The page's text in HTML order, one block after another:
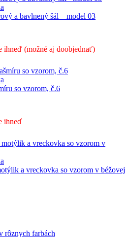
a bavlnený šál – model 03
ihneď (možné aj doobjednať)
so vzorom, č.6
ihneď
a vreckovka so vzorom v béžovej